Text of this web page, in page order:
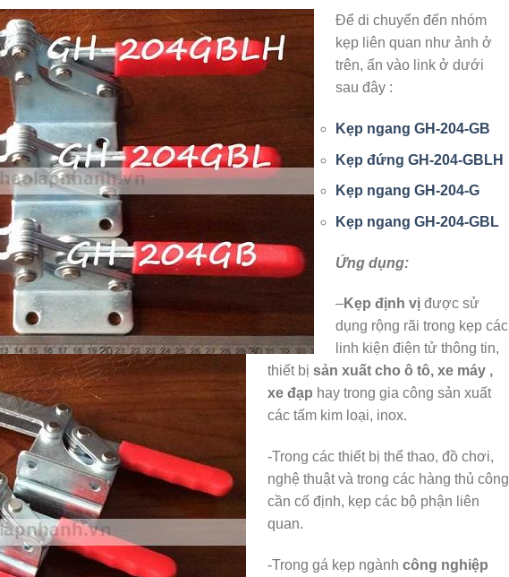
Để di chuyển đến nhóm
kẹp liên quan như ảnh ở
trên, ấn vào link ở dưới
sau đây :
Kẹp ngang GH-204-GB
Kẹp đứng GH-204-GBLH
Kẹp ngang GH-204-G
Kẹp ngang GH-204-GBL
Ứng dụng:
–Kẹp định vị được sử
dụng rộng rãi trong kẹp các
linh kiện điện tử thông tin,
thiết bị sản xuất cho ô tô, xe máy ,
xe đạp hay trong gia công sản xuất
các tấm kim loại, inox.
-Trong các thiết bị thể thao, đồ chơi,
nghệ thuật và trong các hàng thủ công
cần cố định, kẹp các bộ phận liên
quan.
-Trong gá kẹp ngành công nghiệp